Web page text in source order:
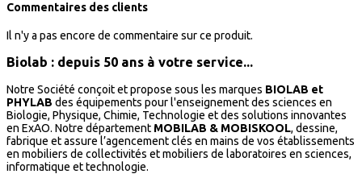
Commentaires des clients
Il n'y a pas encore de commentaire sur ce produit.
Biolab : depuis 50 ans à votre service...
Notre Société conçoit et propose sous les marques BIOLAB et
PHYLAB des équipements pour l'enseignement des sciences en
Biologie, Physique, Chimie, Technologie et des solutions innovantes
en ExAO. Notre département MOBILAB & MOBISKOOL, dessine,
fabrique et assure l’agencement clés en mains de vos établissements
en mobiliers de collectivités et mobiliers de laboratoires en sciences,
informatique et technologie.